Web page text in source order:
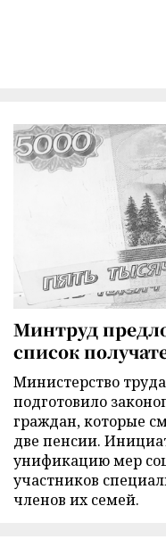
Минтруд
список
Министерство
подготовило
граждан, которые
две пенсии.
унификацию мер
участников
членов их семей.